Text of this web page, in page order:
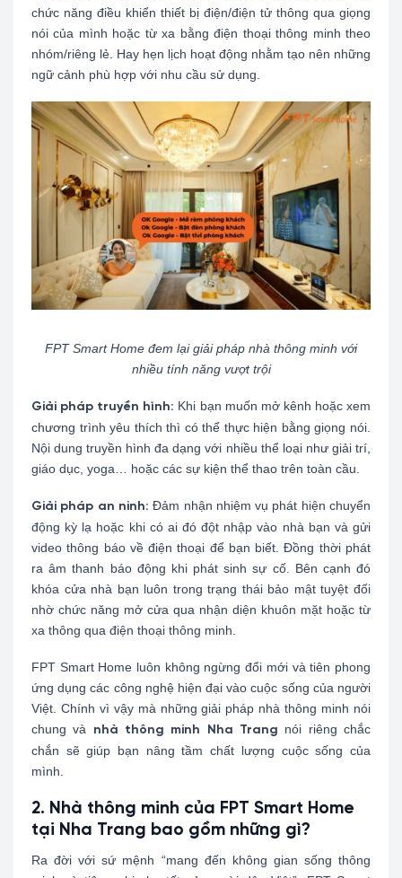
chức năng điều khiển thiết bị điện/điện tử thông qua giọng
nói của mình hoặc từ xa bằng điện thoại thông minh theo
nhóm/riêng lẻ. Hay hẹn lịch hoạt động nhằm tạo nên những
ngữ cảnh phù hợp với nhu cầu sử dụng.
FPT Smart Home đem lại giải pháp nhà thông minh với
nhiều tính năng vượt trội
Giải pháp truyền hình: Khi bạn muốn mở kênh hoặc xem
chương trình yêu thích thì có thể thực hiện bằng giọng nói.
Nội dung truyền hình đa dạng với nhiều thể loại như giải trí,
giáo dục, yoga… hoặc các sự kiện thể thao trên toàn cầu.
Giải pháp an ninh: Đảm nhận nhiệm vụ phát hiện chuyển
động kỳ lạ hoặc khi có ai đó đột nhập vào nhà bạn và gửi
video thông báo về điện thoại để bạn biết. Đồng thời phát
ra âm thanh báo động khi phát sinh sự cố. Bên cạnh đó
khóa cửa nhà bạn luôn trong trạng thái bảo mật tuyệt đối
nhờ chức năng mở cửa qua nhận diện khuôn mặt hoặc từ
xa thông qua điện thoại thông minh.
FPT Smart Home luôn không ngừng đổi mới và tiên phong
ứng dụng các công nghệ hiện đại vào cuộc sống của người
Việt. Chính vì vậy mà những giải pháp nhà thông minh nói
chung và nhà thông minh Nha Trang nói riêng chắc
chắn sẽ giúp bạn nâng tầm chất lượng cuộc sống của
mình.
2. Nhà thông minh của FPT Smart Home
tại Nha Trang bao gồm những gì?
Ra đời với sứ mệnh “mang đến không gian sống thông